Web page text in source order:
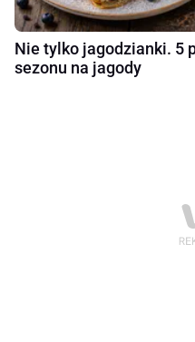
Nie tylko jagodzianki. 5
sezonu na jagody